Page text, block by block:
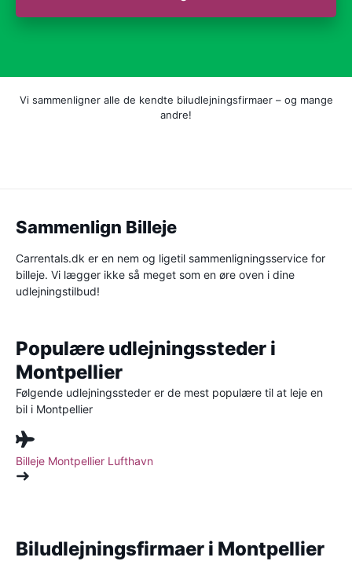
Vi sammenligner alle de kendte biludlejningsfirmaer – og mange
andre!
Sammenlign Billeje
Carrentals.dk er en nem og ligetil sammenligningsservice for
billeje. Vi lægger ikke så meget som en øre oven i dine
udlejningstilbud!
Populære udlejningssteder i
Montpellier
Følgende udlejningssteder er de mest populære til at leje en
bil i Montpellier
Billeje Montpellier Lufthavn
Biludlejningsfirmaer i Montpellier